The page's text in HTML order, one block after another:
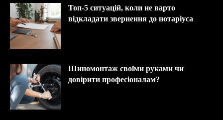
Топ-5 ситуацій, коли не варто
відкладати звернення до нотаріуса
Шиномонтаж своїми руками чи
довірити професіоналам?